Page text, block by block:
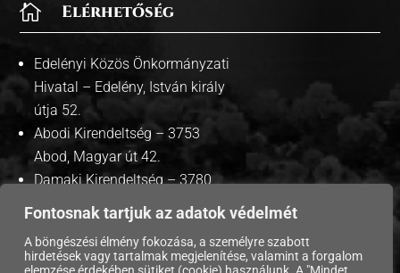
Fontosnak tartjuk az adatok védelmét
A böngészési élmény fokozása, a személyre szabott
hirdetések vagy tartalmak megjelenítése, valamint a forgalom
 Elérhetőség
Edelényi Közös Önkormányzati
Hivatal – Edelény, István király
útja 52.
Abodi Kirendeltség – 3753
Abod, Magyar út 42.
Damaki Kirendeltség – 3780
Damak, Szabadság út 35.